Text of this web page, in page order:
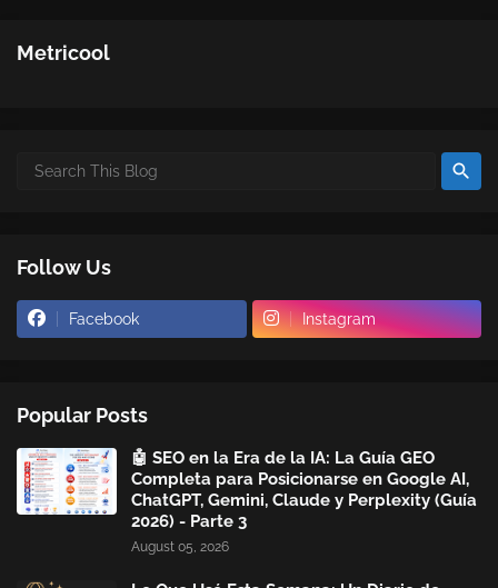
Metricool
Follow Us
Facebook Instagram
Popular Posts
🤖 SEO en la Era de la IA: La Guía GEO
Completa para Posicionarse en Google AI,
ChatGPT, Gemini, Claude y Perplexity (Guía
2026) - Parte 3
August 05, 2026